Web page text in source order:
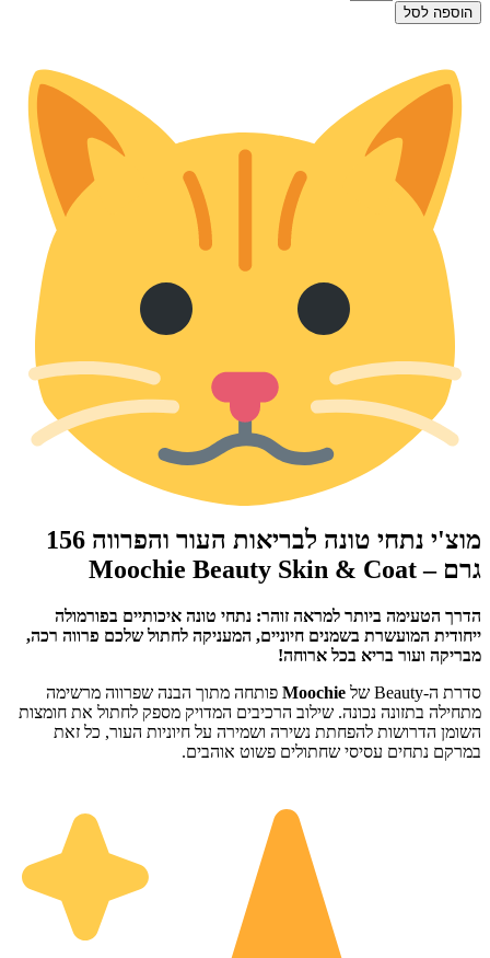
הוספה לסל
מוצ'י נתחי טונה לבריאות העור והפרווה 156
גרם – Moochie Beauty Skin & Coat
הדרך הטעימה ביותר למראה זוהר: נתחי טונה איכותיים בפורמולה
ייחודית המועשרת בשמנים חיוניים, המעניקה לחתול שלכם פרווה רכה,
מבריקה ועור בריא בכל ארוחה!
סדרת ה-Beauty של
Moochie פותחה מתוך הבנה שפרווה מרשימה
מתחילה בתזונה נכונה. שילוב הרכיבים המדויק מספק לחתול את חומצות
השומן הדרושות להפחתת נשירה ושמירה על חיוניות העור, כל זאת
במרקם נתחים עסיסי שחתולים פשוט אוהבים.